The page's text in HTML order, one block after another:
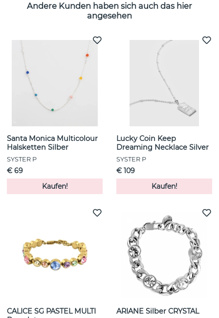
Andere Kunden haben sich auch das hier
angesehen
Santa Monica Multicolour
Halsketten Silber
SYSTER P
€ 69
Kaufen!
Lucky Coin Keep
Dreaming Necklace Silver
SYSTER P
€ 109
Kaufen!
CALICE SG PASTEL MULTI
ARIANE Silber CRYSTAL